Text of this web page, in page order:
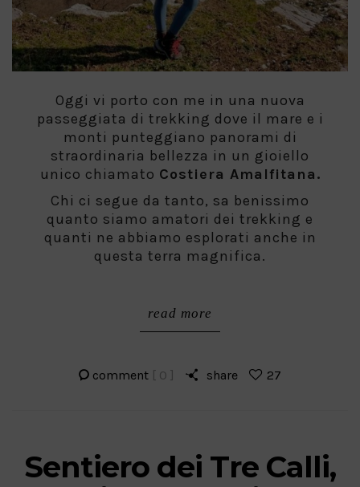
Oggi vi porto con me in una nuova
passeggiata di trekking dove il mare e i
monti punteggiano panorami di
straordinaria bellezza in un gioiello
unico chiamato Costiera Amalfitana.
Chi ci segue da tanto, sa benissimo
quanto siamo amatori dei trekking e
quanti ne abbiamo esplorati anche in
questa terra magnifica.
read more
comment [ 0 ] share 27
Sentiero dei Tre Calli,